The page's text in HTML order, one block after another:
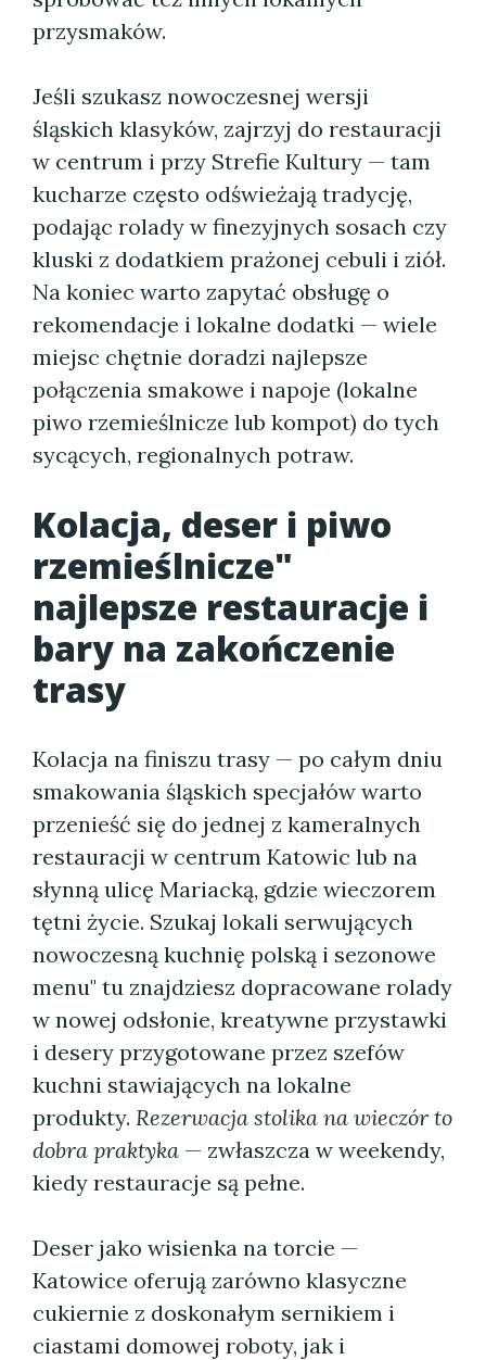
przysmaków.
Jeśli szukasz nowoczesnej wersji
śląskich klasyków, zajrzyj do restauracji
w centrum i przy Strefie Kultury — tam
kucharze często odświeżają tradycję,
podając rolady w finezyjnych sosach czy
kluski z dodatkiem prażonej cebuli i ziół.
Na koniec warto zapytać obsługę o
rekomendacje i lokalne dodatki — wiele
miejsc chętnie doradzi najlepsze
połączenia smakowe i napoje (lokalne
piwo rzemieślnicze lub kompot) do tych
sycących, regionalnych potraw.
Kolacja, deser i piwo
rzemieślnicze"
najlepsze restauracje i
bary na zakończenie
trasy
Kolacja na finiszu trasy — po całym dniu
smakowania śląskich specjałów warto
przenieść się do jednej z kameralnych
restauracji w centrum Katowic lub na
słynną ulicę Mariacką, gdzie wieczorem
tętni życie. Szukaj lokali serwujących
nowoczesną kuchnię polską i sezonowe
menu" tu znajdziesz dopracowane rolady
w nowej odsłonie, kreatywne przystawki
i desery przygotowane przez szefów
kuchni stawiających na lokalne
produkty. Rezerwacja stolika na wieczór to
dobra praktyka — zwłaszcza w weekendy,
kiedy restauracje są pełne.
Deser jako wisienka na torcie —
Katowice oferują zarówno klasyczne
cukiernie z doskonałym sernikiem i
ciastami domowej roboty, jak i